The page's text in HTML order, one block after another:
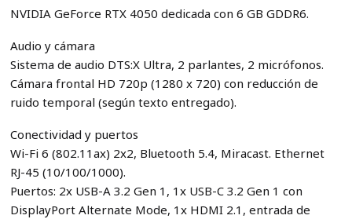
NVIDIA GeForce RTX 4050 dedicada con 6 GB GDDR6.
Audio y cámara
Sistema de audio DTS:X Ultra, 2 parlantes, 2 micrófonos.
Cámara frontal HD 720p (1280 x 720) con reducción de
ruido temporal (según texto entregado).
Conectividad y puertos
Wi-Fi 6 (802.11ax) 2x2, Bluetooth 5.4, Miracast. Ethernet
RJ-45 (10/100/1000).
Puertos: 2x USB-A 3.2 Gen 1, 1x USB-C 3.2 Gen 1 con
DisplayPort Alternate Mode, 1x HDMI 2.1, entrada de